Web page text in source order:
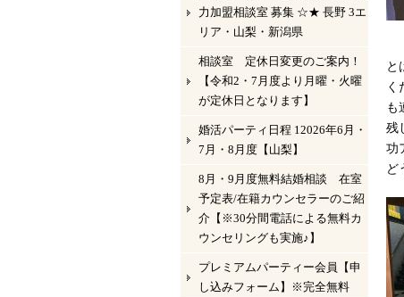
と
く
も
残
功
ど
力加盟相談室 募集 ☆★ 長野 3エ
リア・山梨・新潟県
相談室 定休日変更のご案内！
【令和2・7月度より月曜・火曜
が定休日となります】
婚活パーティ日程 12026年6月・
7月・8月度【山梨】
8月・9月度無料結婚相談 在室
予定表/在籍カウンセラーのご紹
介【※30分間電話による無料カ
ウンセリングも実施♪】
プレミアムパーティー会員【申
し込みフォーム】※完全無料